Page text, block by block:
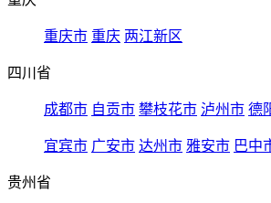
重庆市 重庆 两江新区
四川省
成都市 自贡市 攀枝花市 泸州市 德
宜宾市 广安市 达州市 雅安市 巴中
贵州省